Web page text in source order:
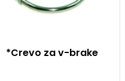
*Crevo za v-brake